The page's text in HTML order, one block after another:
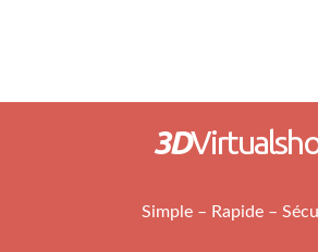
3D
Simple – Rapide –